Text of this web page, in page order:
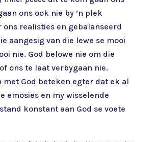
ons ook nie by ’n plek
realisties en gebalanseerd
aangesig van die lewe se mooi
nie. God belowe nie om die
ons te laat verbygaan nie.
met God beteken egter dat ek al
emosies en my wisselende
konstant aan God se voete